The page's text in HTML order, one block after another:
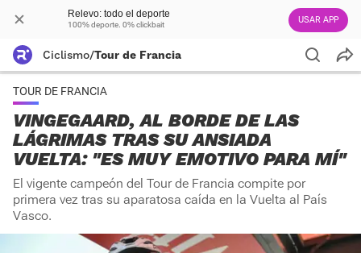
Relevo: todo el deporte
100% deporte. 0% clickbait USAR APP
Ciclismo/Tour de Francia
TOUR DE FRANCIA
VINGEGAARD, AL BORDE DE LAS
LÁGRIMAS TRAS SU ANSIADA
VUELTA: "ES MUY EMOTIVO PARA MÍ"
El vigente campeón del Tour de Francia compite por
primera vez tras su aparatosa caída en la Vuelta al País
Vasco.